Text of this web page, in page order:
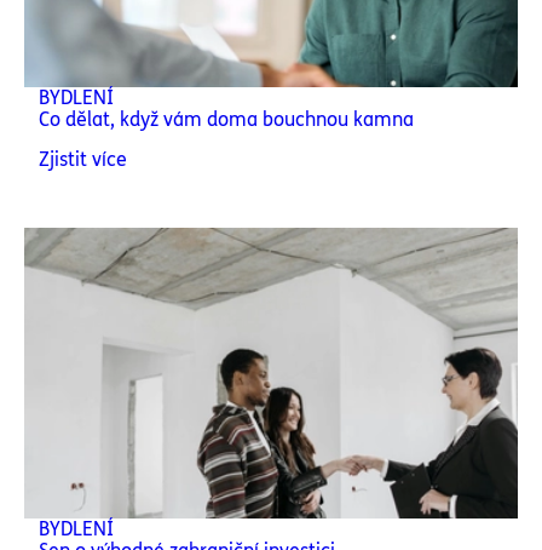
BYDLENÍ
Co dělat, když vám doma bouchnou kamna
Zjistit více
BYDLENÍ